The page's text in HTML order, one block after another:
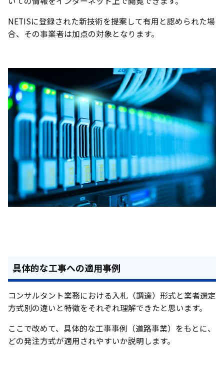
NETISに登録された新技術を提案して有用と認められた場
合、その事業者は加点の対象となります。
具体的な工事への適用事例
コンサルタント業務における入札（調達）形式と業者選定
方式別の違いと特徴をそれぞれ理解できたと思います。
ここで改めて、具体的な工事事例（道路事業）をもとに、
どの発注方式が適用されやすいか説明します。